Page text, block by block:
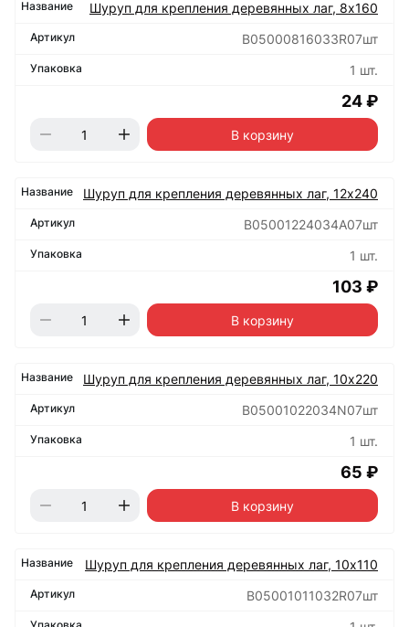
Шуруп для крепления деревянных лаг, 8х160
B05000816033R07шт
1 шт.
24 ₽
В корзину
Шуруп для крепления деревянных лаг, 12х240
B05001224034А07шт
1 шт.
103 ₽
В корзину
Шуруп для крепления деревянных лаг, 10х220
B05001022034N07шт
1 шт.
65 ₽
В корзину
Шуруп для крепления деревянных лаг, 10х110
B05001011032R07шт